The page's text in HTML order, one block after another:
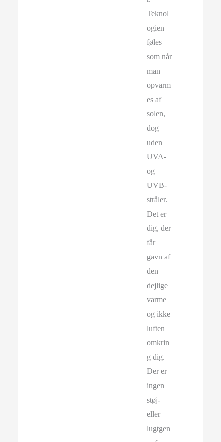
Teknol
ogien
føles
som når
man
opvarm
es af
solen,
dog
uden
UVA-
og
UVB-
stråler.
Det er
dig, der
får
gavn af
den
dejlige
varme
og ikke
luften
omkrin
g dig.
Der er
ingen
støj-
eller
lugtgen